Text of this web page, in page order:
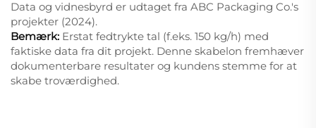
Data og vidnesbyrd er udtaget fra ABC Packaging Co.'s
projekter (2024).
Bemærk: Erstat fedtrykte tal (f.eks. 150 kg/h) med
faktiske data fra dit projekt. Denne skabelon fremhæver
dokumenterbare resultater og kundens stemme for at
skabe troværdighed.